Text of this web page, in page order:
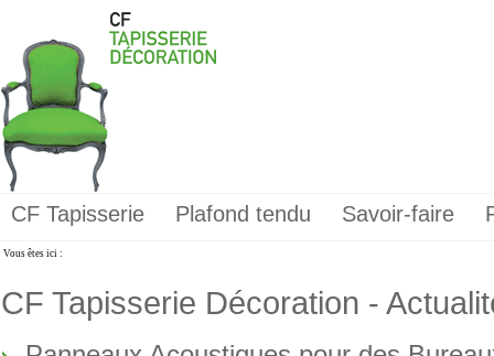
CF Tapisserie Plafond tendu Savoir-faire
Vous êtes ici :
CF Tapisserie Décoration -